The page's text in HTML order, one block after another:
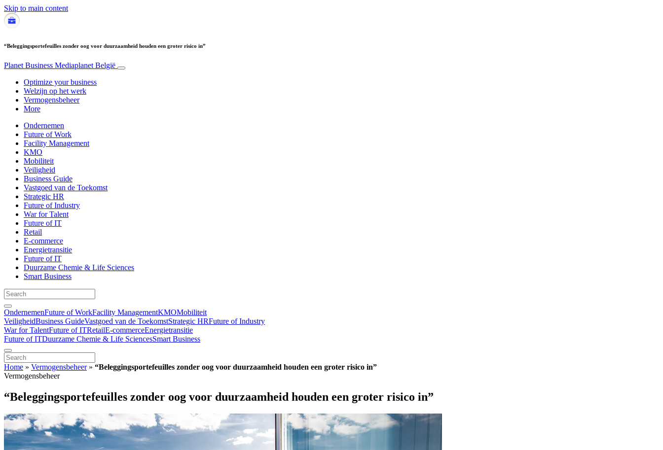
Skip to main content
“Beleggingsportefeuilles zonder oog voor duurzaamheid houden een groter risico in”
Planet Business Mediaplanet België
Optimize your business
Welzijn op het werk
Vermogensbeheer
More
Ondernemen
Future of Work
Facility Management
KMO
Mobiliteit
Veiligheid
Business Guide
Vastgoed van de Toekomst
Strategic HR
Future of Industry
War for Talent
Future of IT
Retail
E-commerce
Energietransitie
Future of IT
Duurzame Chemie & Life Sciences
Smart Business
OndernemenFuture of WorkFacility ManagementKMOMobiliteit
VeiligheidBusiness GuideVastgoed van de ToekomstStrategic HRFuture of Industry
War for TalentFuture of ITRetailE-commerceEnergietransitie
Future of ITDuurzame Chemie & Life SciencesSmart Business
Home » Vermogensbeheer» “Beleggingsportefeuilles zonder oog voor duurzaamheid houden een groter risico in”
Vermogensbeheer
“Beleggingsportefeuilles zonder oog voor duurzaamheid houden een groter risico in”